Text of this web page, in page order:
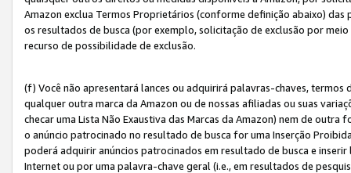
Amazon exclua Termos Proprietários (conforme definição abaixo)
os resultados de busca (por exemplo, solicitação de exclusão por
recurso de possibilidade de exclusão.
(f) Você não apresentará lances ou adquirirá palavras-chaves,
qualquer outra marca da Amazon ou de nossas afiliadas ou suas
checar uma Lista Não Exaustiva das Marcas da Amazon) nem de
o anúncio patrocinado no resultado de busca for uma Inserção
poderá adquirir anúncios patrocinados em resultado de busca e
Internet ou por uma palavra-chave geral (i.e., em resultados de